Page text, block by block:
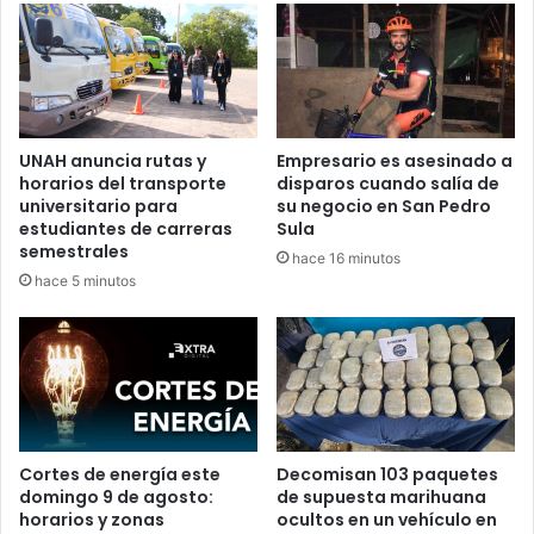
Cricol sostuvieron reuniones con diputados del
departamento de Colón para exponer las necesidades del
centro y solicitar apoyo permanente para su
funcionamiento.
“Nos explicaban toda la labor que realiza Cricol en favor
de la gente y nos dijeron que ningún Congreso les había
aprobado una partida presupuestaria anual”, señaló.
realizadas, se impulsó la aprobación del decreto para
garantizar los recursos destinados al centro.
UNAH anuncia rutas y
horarios del transporte
universitario para
estudiantes de carreras
semestrales
hace 5 minutos
Empresario es asesinado a
disparos cuando salía de
su negocio en San Pedro
Sula
hace 16 minutos
Cortes de energía este
domingo 9 de agosto:
horarios y zonas
Decomisan 103 paquetes
de supuesta marihuana
ocultos en un vehículo en